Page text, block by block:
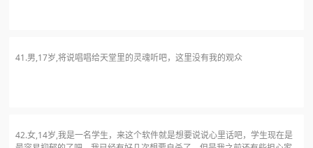
41.男,17岁,将说唱唱给天堂里的灵魂听吧，这里没有我的观众
42.女,14岁,我是一名学生，来这个软件就是想要说说心里话吧，学生现在是